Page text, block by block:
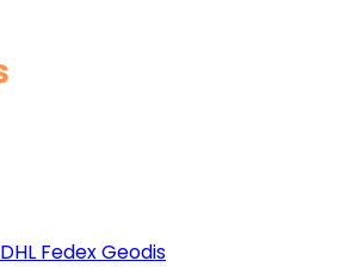
DHL FedexGeodis